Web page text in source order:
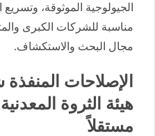
الجيولوجية الموثوقة، وتسريع
مناسبة للشركات الكبرى
مجال البحث والاستكشاف.
الإصلاحات
هيئة الثروة
مستقلاً